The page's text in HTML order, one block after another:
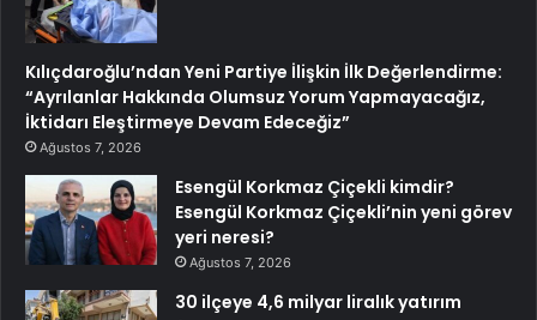
Kılıçdaroğlu’ndan Yeni Partiye İlişkin İlk Değerlendirme:
“Ayrılanlar Hakkında Olumsuz Yorum Yapmayacağız,
İktidarı Eleştirmeye Devam Edeceğiz”
Ağustos 7, 2026
Esengül Korkmaz Çiçekli kimdir?
Esengül Korkmaz Çiçekli’nin yeni görev
yeri neresi?
Ağustos 7, 2026
30 ilçeye 4,6 milyar liralık yatırım